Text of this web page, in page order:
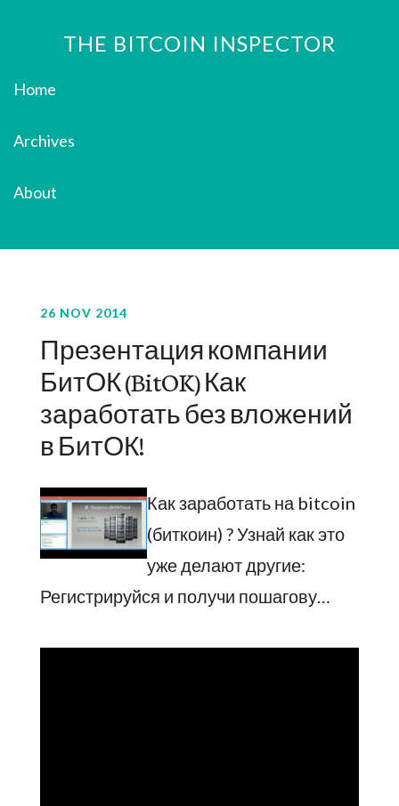
THE BITCOIN INSPECTOR
Home
Archives
About
26 NOV 2014
Презентация компании
БитОК (BitOK) Как
заработать без вложений
в БитОК!
Как заработать на bitcoin
(биткоин) ? Узнай как это
уже делают другие:
Регистрируйся и получи пошагову…